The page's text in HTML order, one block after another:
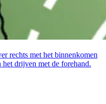
rechts met het binnenkomen
drijven met de forehand.